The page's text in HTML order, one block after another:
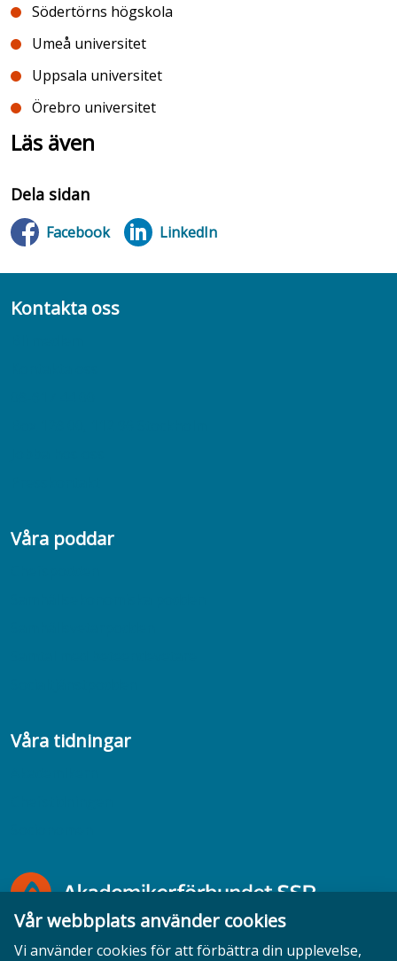
Södertörns högskola
Umeå universitet
Uppsala universitet
Örebro universitet
Läs även
Dela sidan
Facebook LinkedIn
Kontakta oss
Våra poddar
Våra tidningar
Vår webbplats använder cookies
Vi använder cookies för att förbättra din upplevelse,